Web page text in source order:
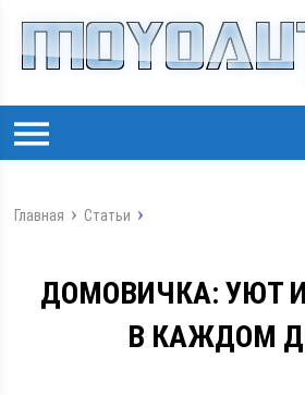
Главная Статьи
ДОМОВИЧКА: УЮТ
В КАЖДОМ